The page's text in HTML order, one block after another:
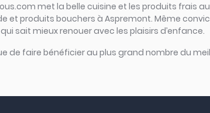
met la belle cuisine et les produits frais
et produits bouchers à Aspremont. Même
sait mieux renouer avec les plaisirs d’enfance.
de faire bénéficier au plus grand nombre du